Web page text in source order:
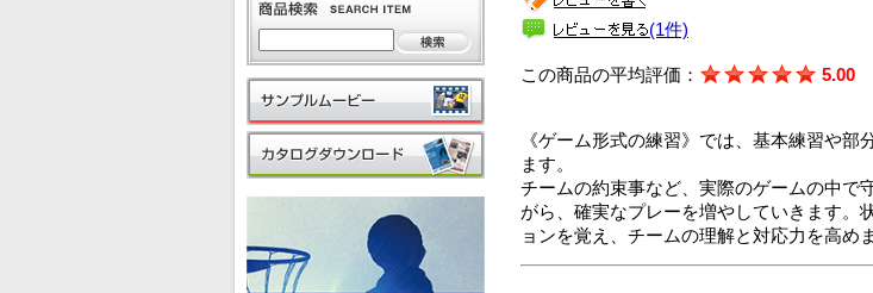
(1件)
この商品の平均評価： 5.00
《ゲーム形式の練習》では、基本練習や
ます。
チームの約束事など、実際のゲームの中で
がら、確実なプレーを増やしていきます。
ョンを覚え、チームの理解と対応力を高めま